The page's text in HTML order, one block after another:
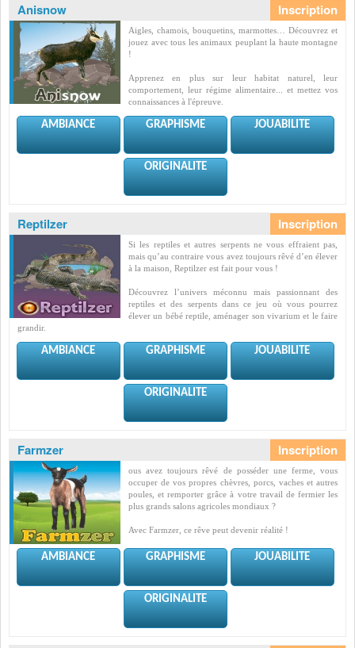
Anisnow
Aigles, chamois, bouquetins, marmottes… Découvrez et
jouez avec tous les animaux peuplant la haute montagne
!
Apprenez en plus sur leur habitat naturel, leur
comportement, leur régime alimentaire... et mettez vos
connaissances à l'épreuve.
AMBIANCE GRAPHISME JOUABILITE
ORIGINALITE
Reptilzer
Si les reptiles et autres serpents ne vous effraient pas,
mais qu’au contraire vous avez toujours rêvé d’en élever
à la maison, Reptilzer est fait pour vous !
Découvrez l’univers méconnu mais passionnant des
reptiles et des serpents dans ce jeu où vous pourrez
élever un bébé reptile, aménager son vivarium et le faire
grandir.
AMBIANCE GRAPHISME JOUABILITE
ORIGINALITE
Farmzer
ous avez toujours rêvé de posséder une ferme, vous
occuper de vos propres chèvres, porcs, vaches et autres
poules, et remporter grâce à votre travail de fermier les
plus grands salons agricoles mondiaux ?
Avec Farmzer, ce rêve peut devenir réalité !
AMBIANCE GRAPHISME JOUABILITE
ORIGINALITE